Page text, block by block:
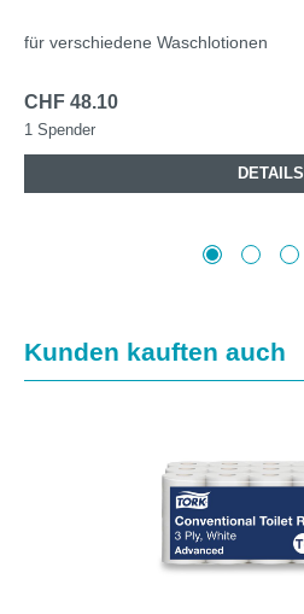
für verschiedene Waschlotionen
CHF 48.10
1 Spender
DETAILS
Produktgalerie überspringen
Kunden kauften auch